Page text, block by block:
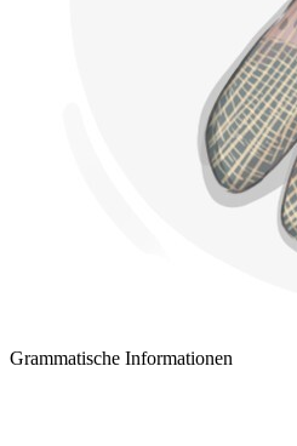
Grammatische Informationen